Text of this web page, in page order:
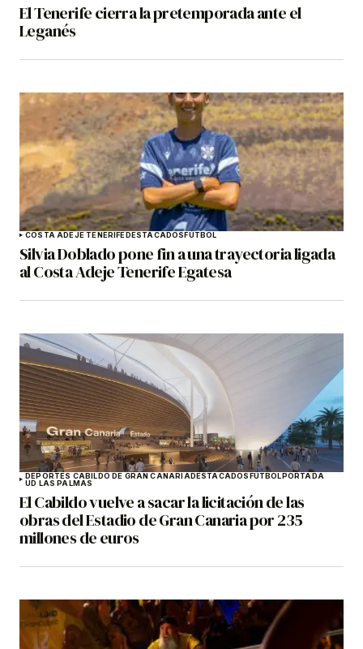
El Tenerife cierra la pretemporada ante el
Leganés
COSTA ADEJE TENERIFEDESTACADOSFÚTBOL
Silvia Doblado pone fin a una trayectoria ligada
al Costa Adeje Tenerife Egatesa
DEPORTES CABILDO DE GRAN CANARIADESTACADOSFÚTBOLPORTADA
UD LAS PALMAS
El Cabildo vuelve a sacar la licitación de las
obras del Estadio de Gran Canaria por 235
millones de euros